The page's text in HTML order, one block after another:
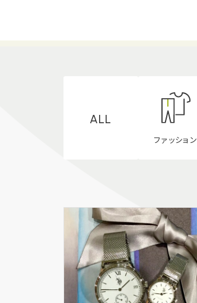
ALL
ファッション